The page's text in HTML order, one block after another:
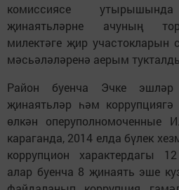
комиссиясе
җинаятьләрне ачуның
милектәге җир участокларын
мәсьәләләренә аерым
Район буенча Эчке эшләр
җинаятьләр һәм
өлкән оперуполномоченные
караганда, 2014 елда бүлек
коррупцион характердагы
алар буенча 8 җинаять эше